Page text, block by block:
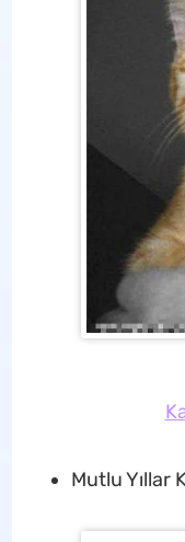
Mutlu Yıllar